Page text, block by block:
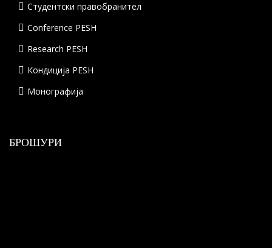
Студентски правобранител
Conference PESH
Research PESH
Кондиција PESH
Монографија
БРОШУРИ